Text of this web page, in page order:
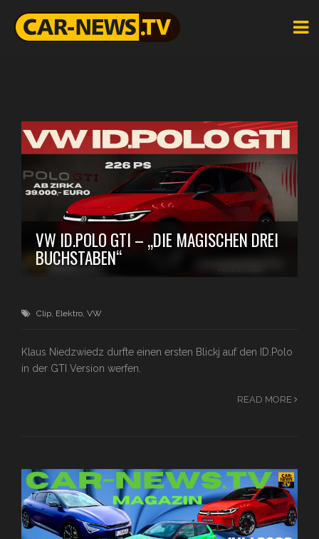
VW ID.POLO GTI – „DIE MAGISCHEN DREI
BUCHSTABEN“
Clip, Elektro, VW
Klaus Niedzwiedz durfte einen ersten Blickj auf den ID.Polo
in der GTI Version werfen.
READ MORE